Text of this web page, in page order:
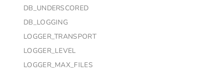
DB_UNDERSCORED
DB_LOGGING
LOGGER_TRANSPORT
LOGGER_LEVEL
LOGGER_MAX_FILES